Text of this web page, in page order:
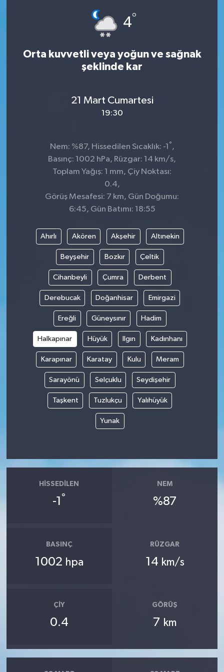
4°
Orta kuvvetli veya yoğun ve sağnak
şeklinde kar
21 Mart Cumartesi
19:30
Nem: %87, Hissedilen Sıcaklık: -1 ° ,
Basınç: 1002 hPa, Rüzgar: 14 km/s,
Toplam Yağış: 1 mm, Çiy Noktası:
0.4,
Görüş Mesafesi: 7 km, Gün Doğumu:
6:45, Gün Batımı: 18:55
Ahırlı Akören Akşehir Altınekin
Beyşehir Bozkır Çeltik
Cihanbeyli Çumra Derbent
Derebucak Doğanhisar Emirgazi
Ereğli Güneysınır Hadim
Halkapınar Hüyük Ilgın Kadınhanı
Karapınar Karatay Kulu Meram
Sarayönü Selçuklu Seydişehir
Taşkent Tuzlukçu Yalıhüyük
Yunak
HISSEDILEN
-1 °
NEM
%87
BASINÇ
1002 hpa
RÜZGAR
14 km/s
ÇIY
0.4
GÖRÜŞ
7 km
Bilim veTeknoloji
Magazin
haber ara
Günün Haberleri
Tüm Makaleler
Tüm Haberler
Videolu Haberler
Son Dakika
Tüm Haberler